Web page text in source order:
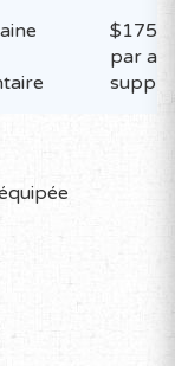
$175/
par